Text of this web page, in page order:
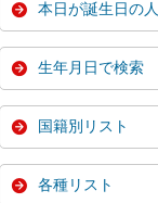
本日が誕生日の人
生年月日で検索
国籍別リスト
各種リスト